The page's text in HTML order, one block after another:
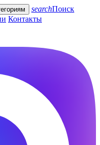
searchПоиск
Контакты